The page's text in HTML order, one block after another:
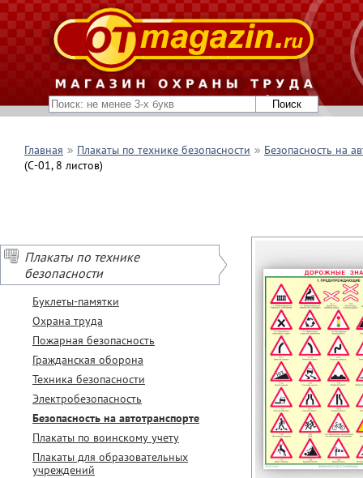
Главная Плакаты по технике безопасности
Безопасность на
(С-01, 8 листов)
Плакаты по технике
безопасности
Буклеты-памятки
Охрана труда
Пожарная безопасность
Гражданская оборона
Техника безопасности
Электробезопасность
Безопасность на автотранспорте
Плакаты по воинскому учету
Плакаты для образовательных
учреждений